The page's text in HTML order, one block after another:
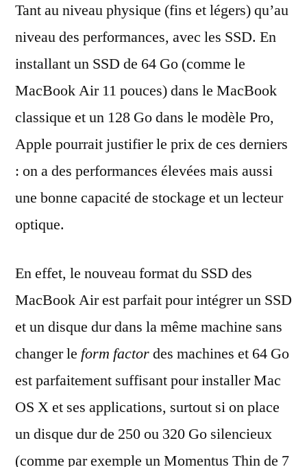
Tant au niveau physique (fins et légers) qu’au
niveau des performances, avec les SSD. En
installant un SSD de 64 Go (comme le
MacBook Air 11 pouces) dans le MacBook
classique et un 128 Go dans le modèle Pro,
Apple pourrait justifier le prix de ces derniers
: on a des performances élevées mais aussi
une bonne capacité de stockage et un lecteur
optique.
En effet, le nouveau format du SSD des
MacBook Air est parfait pour intégrer un SSD
et un disque dur dans la même machine sans
changer le form factordes machines et 64 Go
est parfaitement suffisant pour installer Mac
OS X et ses applications, surtout si on place
un disque dur de 250 ou 320 Go silencieux
(comme par exemple un Momentus Thin de 7